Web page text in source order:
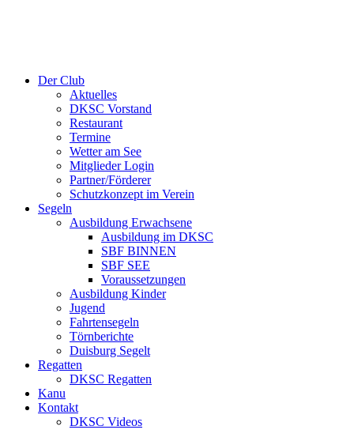
Der Club
Aktuelles
DKSC Vorstand
Restaurant
Termine
Wetter am See
Mitglieder Login
Partner/Förderer
Schutzkonzept im Verein
Segeln
Ausbildung Erwachsene
Ausbildung im DKSC
SBF BINNEN
SBF SEE
Voraussetzungen
Ausbildung Kinder
Jugend
Fahrtensegeln
Törnberichte
Duisburg Segelt
Regatten
DKSC Regatten
Kanu
Kontakt
DKSC Videos